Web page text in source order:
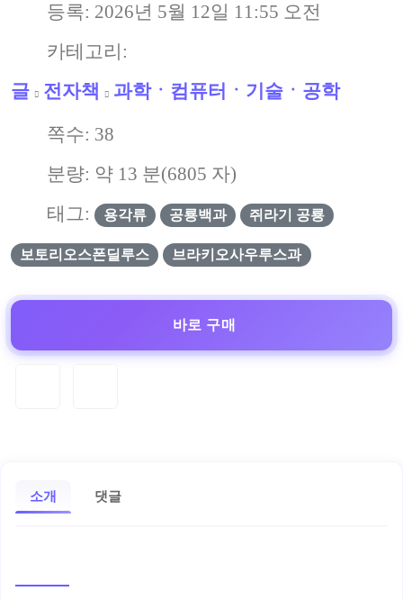
등록: 2026년 5월 12일 11:55 오전
카테고리:
글
전자책 과학ㆍ컴퓨터ㆍ기술ㆍ공학
쪽수: 38
분량: 약 13 분(6805 자)
태그:
용각류 공룡백과 쥐라기 공룡
보토리오스폰딜루스 브라키오사우루스과
바로 구매
소개 댓글